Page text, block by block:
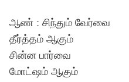
ஆண் : சிந்தும் வேர்வை
தீர்த்தம் ஆகும்
சின்ன பார்வை
மோட்ஷம் ஆகும்